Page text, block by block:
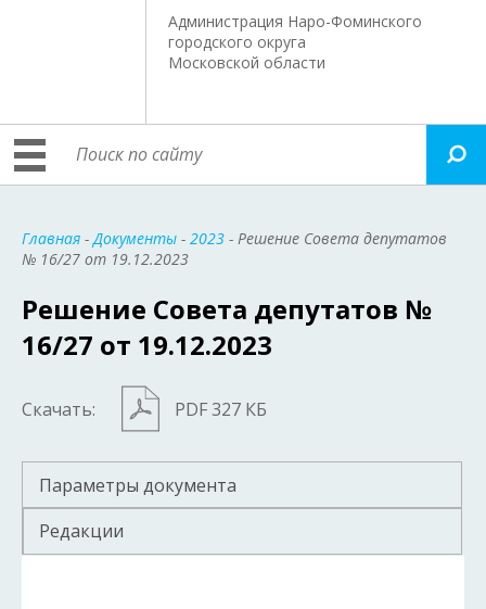
Администрация Наро-Фоминского
городского округа
Московской области
Главная -Документы - 2023 - Решение Совета депутатов
№ 16/27 от 19.12.2023
Решение Совета депутатов №
16/27 от 19.12.2023
Скачать: PDF 327 КБ
Параметры документа
Редакции